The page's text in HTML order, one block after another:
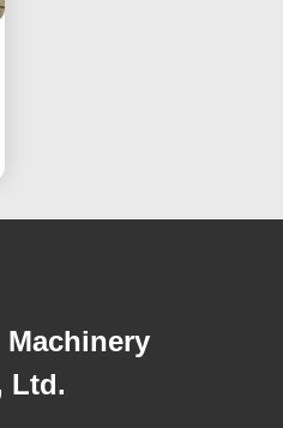
Ltd.